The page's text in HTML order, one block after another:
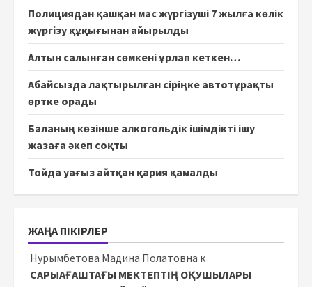
Полициядан қашқан мас жүргізуші 7 жылға көлік
жүргізу құқығынан айырылды
Алтын салынған сөмкені ұрлап кеткен…
Абайсызда лақтырылған сіріңке автотұрақты
өртке орады
Баланың көзінше алкогольдік ішімдікті ішу
жазаға әкеп соқты
Тойда уағыз айтқан қария қамалды
ЖАҢА ПІКІРЛЕР
Нурымбетова Мадина Полатовна к
САРЫАҒАШТАҒЫ МЕКТЕПТІҢ ОҚУШЫЛАРЫ